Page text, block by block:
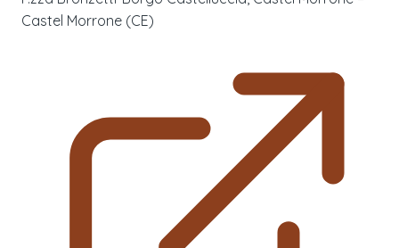
Castel Morrone (CE)